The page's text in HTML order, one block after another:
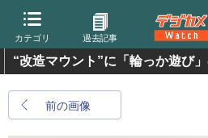
カテゴリ 過去記事
“改造マウント”に「輪っか遊び
前の画像